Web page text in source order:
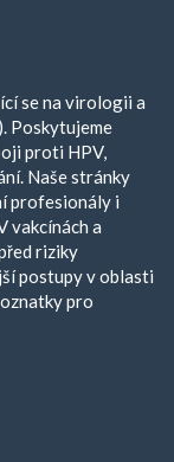
se na virologii a
Poskytujeme
proti HPV,
Naše stránky
profesionály i
vakcínách a
riziky
postupy v oblasti
pro